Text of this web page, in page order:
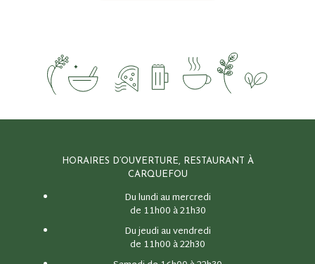
HORAIRES D’OUVERTURE, RESTAURANT À
CARQUEFOU
Du lundi au mercredi
de 11h00 à 21h30
Du jeudi au vendredi
de 11h00 à 22h30